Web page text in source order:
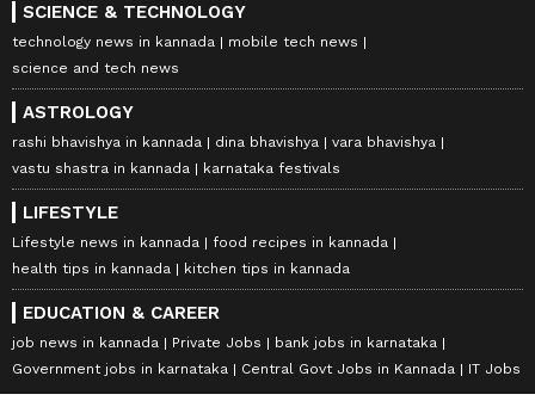
SCIENCE & TECHNOLOGY
technology news in kannada
mobile tech news
science and tech news
ASTROLOGY
rashi bhavishya in kannada dina bhavishya
vara bhavishya
vastu shastra in kannada
karnataka festivals
LIFESTYLE
Lifestyle news in kannada
food recipes in kannada
health tips in kannada
kitchen tips in kannada
EDUCATION & CAREER
job news in kannada Private Jobs
bank jobs in karnataka
Government jobs in karnataka
Central Govt Jobs in Kannada IT Jobs